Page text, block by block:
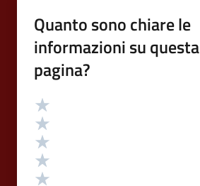
Quanto sono chiare le
informazioni su questa
pagina?
Valutazione